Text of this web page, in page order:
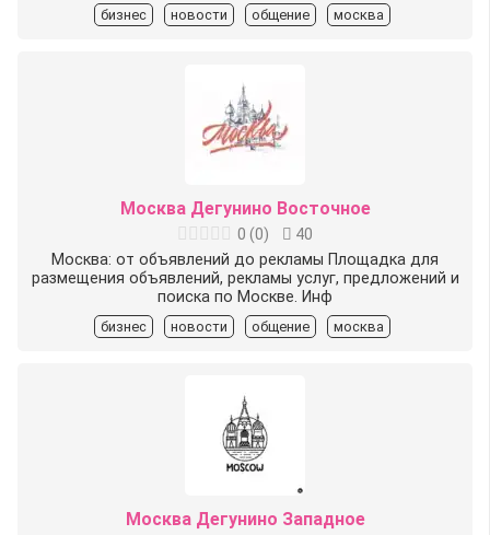
бизнес новости общение москва
Москва Дегунино Восточное
0 (0)
40
Москва: от объявлений до рекламы Площадка для
размещения объявлений, рекламы услуг, предложений и
поиска по Москве. Инф
бизнес новости общение москва
Москва Дегунино Западное